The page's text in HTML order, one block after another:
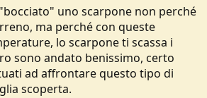
uno scarpone non perché
ma perché con queste
lo scarpone ti scassa i
sono andato benissimo, certo
ad affrontare questo tipo di
scoperta.